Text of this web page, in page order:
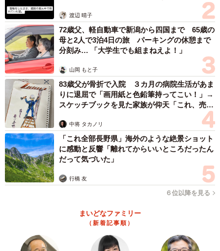
渡辺 晴子
72歳父、軽自動車で新潟から四国まで 65歳の
母と2人で3泊4日の旅 パーキングの休憩まで
分刻み… 「大学生でも組まねえよ！」
山岡 もと子
83歳父が骨折で入院 ３カ月の病院生活があま
りに退屈で「画用紙と色鉛筆持ってこい！」→
スケッチブックを見た家族が仰天「これ、売れ
中将 タカノリ
「これ全部長野県」海外のような絶景ショット
に感動と反響「離れてからいいところだったん
だって気づいた」
行橋 友
６位以降を見る
まいどなファミリー
（新着記事順）